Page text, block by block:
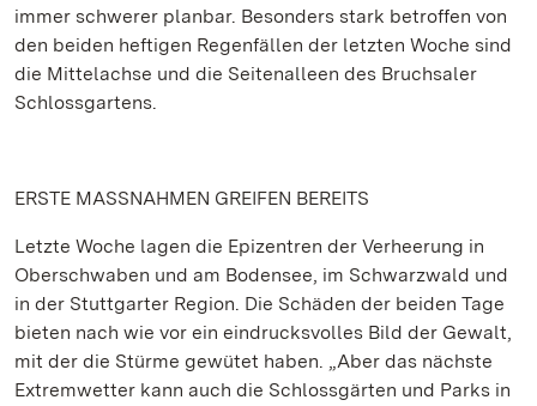
immer schwerer planbar. Besonders stark betroffen von
den beiden heftigen Regenfällen der letzten Woche sind
die Mittelachse und die Seitenalleen des Bruchsaler
Schlossgartens.
ERSTE MASSNAHMEN GREIFEN BEREITS
Letzte Woche lagen die Epizentren der Verheerung in
Oberschwaben und am Bodensee, im Schwarzwald und
in der Stuttgarter Region. Die Schäden der beiden Tage
bieten nach wie vor ein eindrucksvolles Bild der Gewalt,
mit der die Stürme gewütet haben. „Aber das nächste
Extremwetter kann auch die Schlossgärten und Parks in